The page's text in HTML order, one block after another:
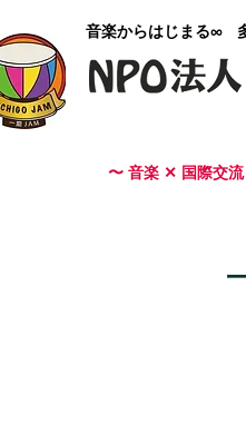
音楽からはじまる∞
〜 音楽 ✕ 国際交